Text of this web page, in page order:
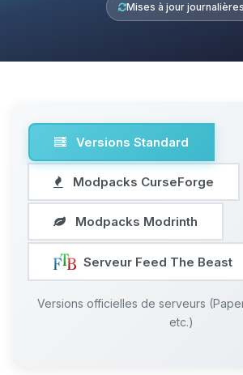
Mises à jour journalières
Versions Standard
Modpacks CurseForge
Modpacks Modrinth
Serveur Feed The Beast
Versions officielles de serveurs
etc.)